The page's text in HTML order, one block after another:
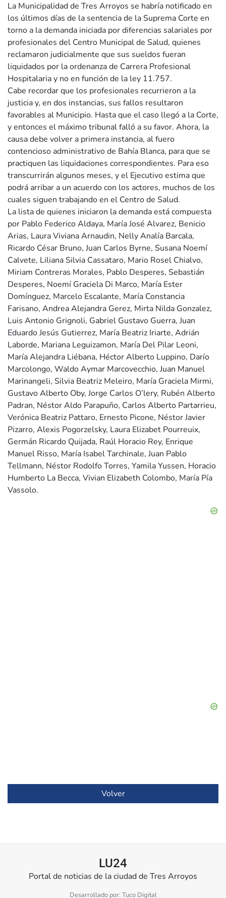
La Municipalidad de Tres Arroyos se habría notificado en
los últimos días de la sentencia de la Suprema Corte en
torno a la demanda iniciada por diferencias salariales por
profesionales del Centro Municipal de Salud, quienes
reclamaron judicialmente que sus sueldos fueran
liquidados por la ordenanza de Carrera Profesional
Hospitalaria y no en función de la ley 11.757.
Cabe recordar que los profesionales recurrieron a la
justicia y, en dos instancias, sus fallos resultaron
favorables al Municipio. Hasta que el caso llegó a la Corte,
y entonces el máximo tribunal falló a su favor. Ahora, la
causa debe volver a primera instancia, al fuero
contencioso administrativo de Bahía Blanca, para que se
practiquen las liquidaciones correspondientes. Para eso
transcurrirán algunos meses, y el Ejecutivo estima que
podrá arribar a un acuerdo con los actores, muchos de los
cuales siguen trabajando en el Centro de Salud.
La lista de quienes iniciaron la demanda está compuesta
por Pablo Federico Aldaya, María José Alvarez, Benicio
Arias, Laura Viviana Arnaudin, Nelly Analía Barcala,
Ricardo César Bruno, Juan Carlos Byrne, Susana Noemí
Calvete, Liliana Silvia Cassataro, Mario Rosel Chialvo,
Miriam Contreras Morales, Pablo Desperes, Sebastián
Desperes, Noemí Graciela Di Marco, María Ester
Domínguez, Marcelo Escalante, María Constancia
Farisano, Andrea Alejandra Gerez, Mirta Nilda Gonzalez,
Luis Antonio Grignoli, Gabriel Gustavo Guerra, Juan
Eduardo Jesús Gutierrez, María Beatriz Iriarte, Adrián
Laborde, Mariana Leguizamon, María Del Pilar Leoni,
María Alejandra Liébana, Héctor Alberto Luppino, Darío
Marcolongo, Waldo Aymar Marcovecchio, Juan Manuel
Marinangeli, Silvia Beatriz Meleiro, María Graciela Mirmi,
Gustavo Alberto Oby, Jorge Carlos O’lery, Rubén Alberto
Padran, Néstor Aldo Parapuño, Carlos Alberto Partarrieu,
Verónica Beatriz Pattaro, Ernesto Picone, Néstor Javier
Pizarro, Alexis Pogorzelsky, Laura Elizabet Pourreuix,
Germán Ricardo Quijada, Raúl Horacio Rey, Enrique
Manuel Risso, María Isabel Tarchinale, Juan Pablo
Tellmann, Néstor Rodolfo Torres, Yamila Yussen, Horacio
Humberto La Becca, Vivian Elizabeth Colombo, María Pía
Vassolo.
Volver
LU24
Portal de noticias de la ciudad de Tres Arroyos
Desarrollado por: Tuco Digital